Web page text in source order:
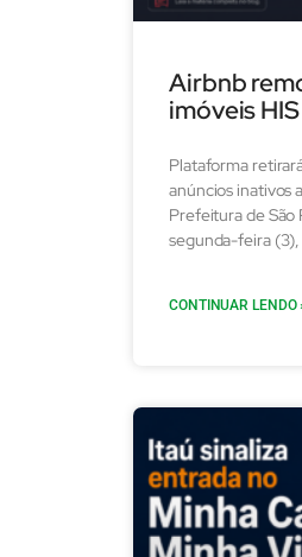
Airbnb
imóveis
Plataforma
anúncios inativos
Prefeitura de São
segunda-feira
CONTINUAR LENDO